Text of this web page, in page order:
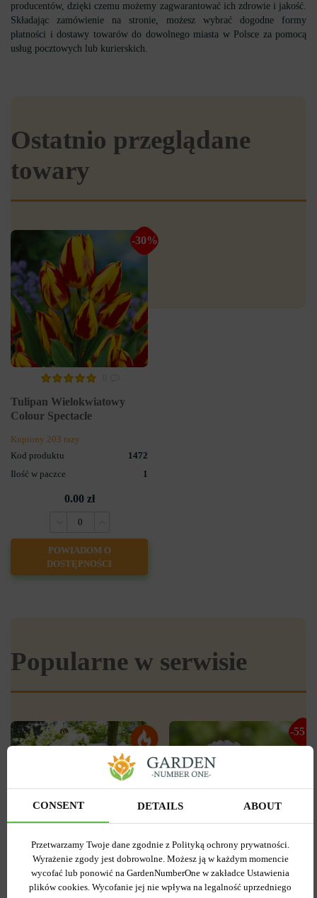
producentów, dzięki czemu możemy zagwarantować ich zdrowie i jakość.
Składając zamówienie na stronie, możesz wybrać dogodne formy
płatności i dostawy towarów do dowolnego miasta w Polsce za pomocą
usług pocztowych lub kurierskich.
Ostatnio przeglądane
towary
-30%
Tulipan Wielokwiatowy
Colour Spectacle
Kupiony 203 razy
Kod produktu
1472
Ilość w paczce
1
0.00 zł
POWIADOM O
DOSTĘPNOŚCI
Popularne w serwisie
3
Lilia OT Hybryda Pretty
-55%
Tulipan
CONSENT DETAILS ABOUT
Przetwarzamy Twoje dane zgodnie z Polityką ochrony prywatności.
Wyrażenie zgody jest dobrowolne. Możesz ją w każdym momencie
wycofać lub ponowić na GardenNumberOne w zakładce Ustawienia
plików cookies. Wycofanie jej nie wpływa na legalność uprzedniego